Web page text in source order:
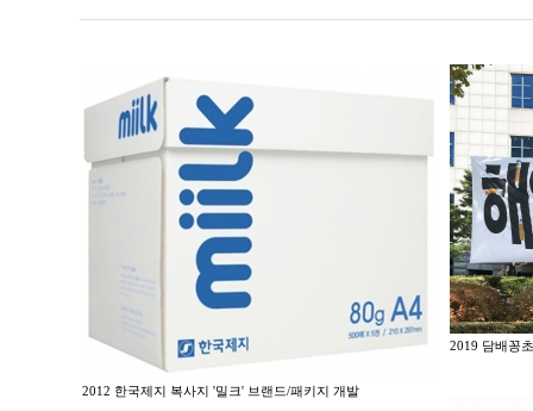
2012 한국제지 복사지 '밀크' 브랜드/패키지 개발
2019 담배꽁